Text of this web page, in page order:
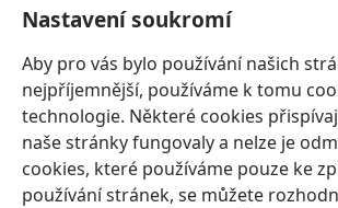
Nastavení soukromí
Aby pro vás bylo používání našich
nejpříjemnější, používáme k tomu
technologie. Některé cookies
naše stránky fungovaly a nelze je
cookies, které používáme pouze ke
používání stránek, se můžete
Dary
nové
okno) ONLINE KNIHOVNA Strážné věže
(otevřeno
nové
okno)JW Hub®
(otevřeno
nové
okno)JW Library